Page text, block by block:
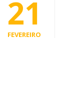
21
FEVEREIRO